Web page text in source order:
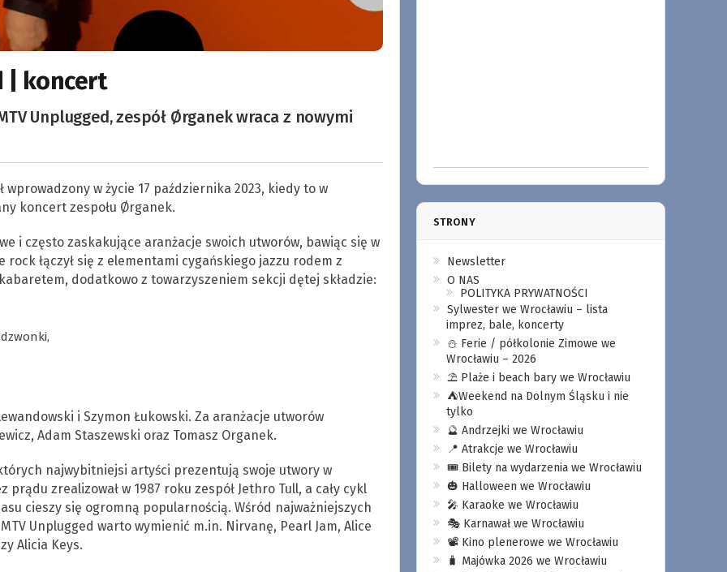
| koncert
Unplugged, zespół Ørganek wraca z nowymi
w życie 17 października 2023, kiedy to w
koncert zespołu Ørganek.
i często zaskakujące aranżacje swoich utworów, bawiąc się w
łączył się z elementami cygańskiego jazzu rodem z
dodatkowo z towarzyszeniem sekcji dętej składzie:
i Szymon Łukowski. Za aranżacje utworów
Adam Staszewski oraz Tomasz Organek.
najwybitniejsi artyści prezentują swoje utwory w
zrealizował w 1987 roku zespół Jethro Tull, a cały cykl
cieszy się ogromną popularnością. Wśród najważniejszych
Unplugged warto wymienić m.in. Nirvanę, Pearl Jam, Alice
Alicia Keys.
STRONY
Newsletter
O NAS
POLITYKA PRYWATNOŚCI
Sylwester we Wrocławiu – lista
imprez, bale, koncerty
⛄️ Ferie / półkolonie Zimowe we
Wrocławiu – 2026
⛱️ Plaże i beach bary we Wrocławiu
⛺️Weekend na Dolnym Śląsku i nie
tylko
🔮 Andrzejki we Wrocławiu
📍 Atrakcje we Wrocławiu
🎟️ Bilety na wydarzenia we Wrocławiu
🎃 Halloween we Wrocławiu
🎤 Karaoke we Wrocławiu
🎭 Karnawał we Wrocławiu
📽️ Kino plenerowe we Wrocławiu
🧳 Majówka 2026 we Wrocławiu